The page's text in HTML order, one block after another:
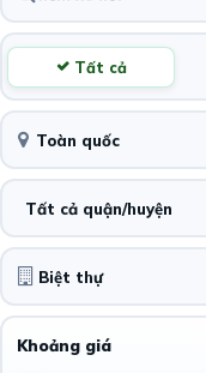
Tất cả
Toàn quốc
Tất cả quận/huyện
Khoảng giá